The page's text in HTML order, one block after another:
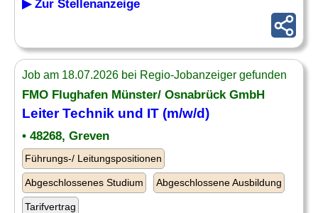
▶ Zur Stellenanzeige
Job am 18.07.2026 bei Regio-Jobanzeiger gefunden
FMO Flughafen Münster/ Osnabrück GmbH
Leiter Technik und IT (m/w/d)
• 48268, Greven
Führungs-/ Leitungspositionen
Abgeschlossenes Studium Abgeschlossene Ausbildung
Tarifvertrag